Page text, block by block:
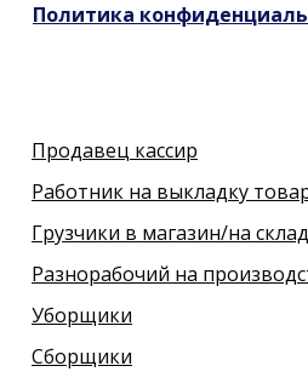
Политика
Сборщики
Уборщики
Разнорабочий на
Грузчики в магазин/на склад
Работник на выкладку
Продавец кассир